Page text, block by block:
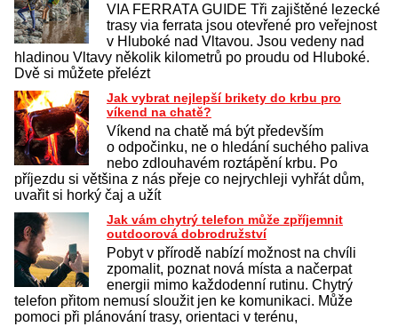
VIA FERRATA GUIDE Tři zajištěné lezecké
trasy via ferrata jsou otevřené pro veřejnost
v Hluboké nad Vltavou. Jsou vedeny nad
hladinou Vltavy několik kilometrů po proudu od Hluboké.
Dvě si můžete přelézt
Jak vybrat nejlepší brikety do krbu pro
víkend na chatě?
Víkend na chatě má být především
o odpočinku, ne o hledání suchého paliva
nebo zdlouhavém roztápění krbu. Po
příjezdu si většina z nás přeje co nejrychleji vyhřát dům,
uvařit si horký čaj a užít
Jak vám chytrý telefon může zpříjemnit
outdoorová dobrodružství
Pobyt v přírodě nabízí možnost na chvíli
zpomalit, poznat nová místa a načerpat
energii mimo každodenní rutinu. Chytrý
telefon přitom nemusí sloužit jen ke komunikaci. Může
pomoci při plánování trasy, orientaci v terénu,